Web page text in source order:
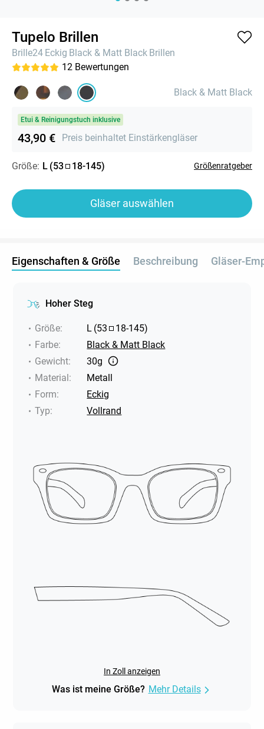
Tupelo Brillen
Brille24 Eckig Black & Matt Black Brillen
12 Bewertungen
Black & Matt Black
Etui & Reinigungstuch inklusive
43,90 € Preis beinhaltet Einstärkengläser
Größe: L (53 18-145) Größenratgeber
Gläser auswählen
Eigenschaften & Größe Beschreibung Gläser-
Hoher Steg
Größe: L (53 18-145)
Farbe:
Black & Matt Black
Gewicht:
30g
Material:
Metall
Form:
Eckig
Typ: Vollrand
In Zoll anzeigen
Was ist meine Größe? Mehr Details